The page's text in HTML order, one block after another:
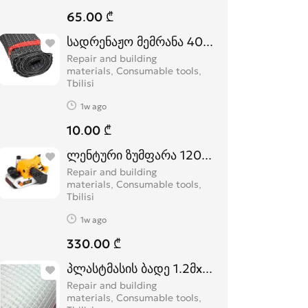
65.00 ₾
სადრენაჟო მემრანა 400გრ/მ2 2X20 მ
Repair and building
materials, Consumable tools
Tbilisi
1w ago
10.00 ₾
ლენტური ზუმფარა 1200 ვტ INGCO
Repair and building
materials, Consumable tools
Tbilisi
1w ago
330.00 ₾
პლასტმასის ბადე 1.2მx30მ
Repair and building
materials, Consumable tools